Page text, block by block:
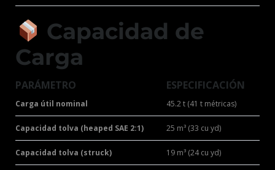
Capacidad de
Carga
PARÁMETRO ESPECIFICACIÓN
Carga útil nominal 45.2 t (41 t métricas)
Capacidad tolva (heaped SAE 2:1) 25 m³ (33 cu yd)
Capacidad tolva (struck) 19 m³ (24 cu yd)